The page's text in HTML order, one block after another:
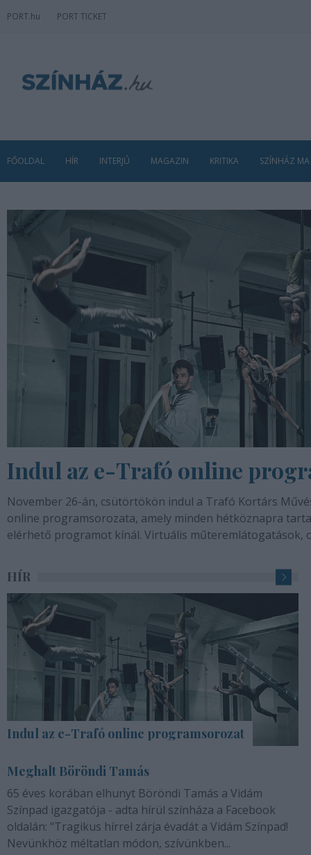
PORT.hu PORT TICKET
FŐOLDAL HÍR INTERJÚ MAGAZIN KRITIKA SZÍNHÁZ MA
Indul az e-Trafó online
November 26-án, csütörtökön indul a Trafó Kortárs
online programsorozata, amely minden hétköznapra
elérhető programot kínál. Virtuális műteremlátogatások,
HÍR
Indul az e-Trafó online programsorozat
Meghalt Böröndi Tamás
65 éves korában elhunyt Böröndi Tamás a Vidám
Színpad igazgatója - adta hírül színháza a Facebook
oldalán: "Tragikus hírrel zárja évadát a Vidám Színpad!
Nevünkhöz méltatlan módon, szívünkben...